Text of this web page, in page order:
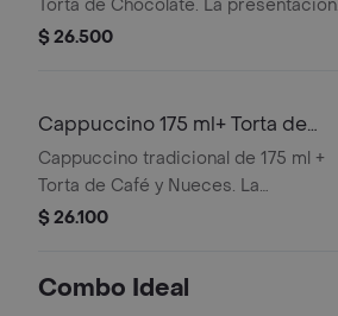
Torta de Chocolate. La presentación
del Cappuccino puede variar
transporte para pedidos a domicilio.
$ 26.500
Cappuccino 175 ml+ Torta de
Café
Cappuccino tradicional de 175 ml +
Torta de Café y Nueces. La
presentación del Cappuccino puede
durante el transporte para pedidos a
$ 26.100
Combo Ideal